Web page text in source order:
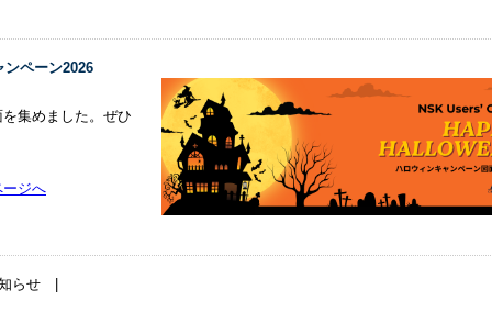
ペーン2026
集めました。ぜひ
ジへ
らせ |